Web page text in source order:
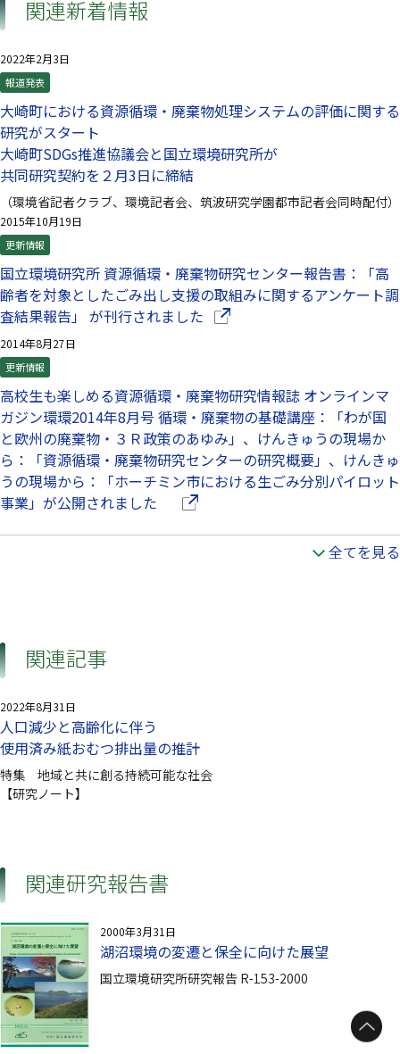
関連新着情報
2022年2月3日
報道発表
大崎町における資源循環・廃棄物処理システムの評価に関する
研究がスタート
大崎町SDGs推進協議会と国立環境研究所が
共同研究契約を２月3日に締結
（環境省記者クラブ、環境記者会、筑波研究学園都市記者会同時配付）
2015年10月19日
更新情報
国立環境研究所 資源循環・廃棄物研究センター報告書：「高
齢者を対象としたごみ出し支援の取組みに関するアンケート調
査結果報告」 が刊行されました （別ウインドウで開きます）
2014年8月27日
更新情報
高校生も楽しめる資源循環・廃棄物研究情報誌 オンラインマ
ガジン環環2014年8月号 循環・廃棄物の基礎講座：「わが国
と欧州の廃棄物・３Ｒ政策のあゆみ」、けんきゅうの現場か
ら：「資源循環・廃棄物研究センターの研究概要」、けんきゅ
うの現場から：「ホーチミン市における生ごみ分別パイロット
事業」が公開されました
（別ウインドウで開きます）
全てを見る
関連記事
2022年8月31日
人口減少と高齢化に伴う
使用済み紙おむつ排出量の推計
特集 地域と共に創る持続可能な社会
【研究ノート】
関連研究報告書
2000年3月31日
湖沼環境の変遷と保全に向けた展望
国立環境研究所研究報告 R-153-2000